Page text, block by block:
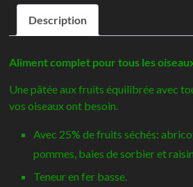
NutriBird
Tropical
Fruit
Versele-
Laga
Description
Aliment complet pour tous les
Une pâtée aux fruits équilibrée avec
vos oiseaux ont besoin.
Avec 25% de fruits séchés:
pommes, baies de sorbier et
Teneur en fer basse.